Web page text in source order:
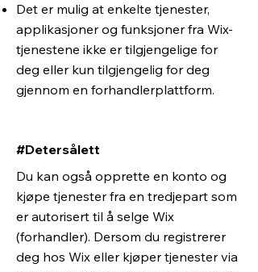
Det er mulig at enkelte tjenester,
applikasjoner og funksjoner fra Wix-
tjenestene ikke er tilgjengelige for
deg eller kun tilgjengelig for deg
gjennom en forhandlerplattform.
#Detersålett
Du kan også opprette en konto og
kjøpe tjenester fra en tredjepart som
er autorisert til å selge Wix
(forhandler). Dersom du registrerer
deg hos Wix eller kjøper tjenester via